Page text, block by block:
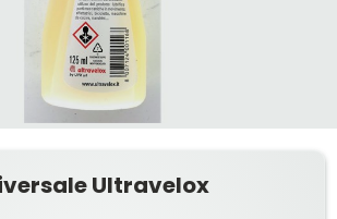
Ultravelox